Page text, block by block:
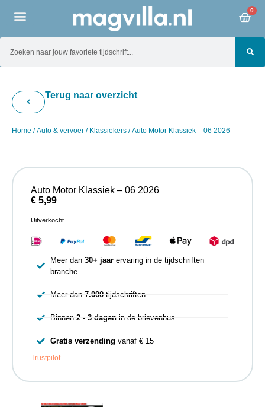
0
Terug naar overzicht
Home /Auto & vervoer / Klassiekers / Auto Motor Klassiek – 06 2026
Auto Motor Klassiek – 06 2026
€ 5,99
Uitverkocht
Meer dan 30+ jaarervaring in de tijdschriften
branche
Meer dan 7.000tijdschriften
Binnen 2 - 3 dagenin de brievenbus
Gratis verzending vanaf € 15
Trustpilot